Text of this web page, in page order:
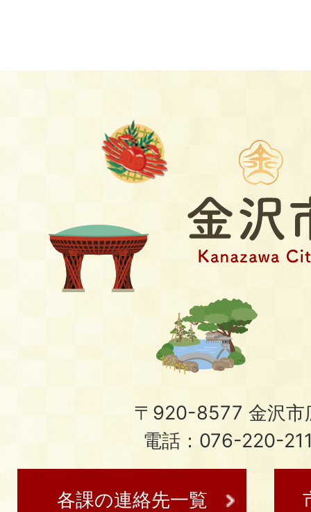
〒920-8577 金沢市
電話：076-220-
各課の連絡先一覧